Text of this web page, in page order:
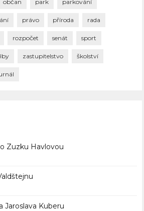
občan park parkování
právo příroda rada
rozpočet senát sport
zastupitelstvo školství
Zuzku Havlovou
Jaroslava Kuberu